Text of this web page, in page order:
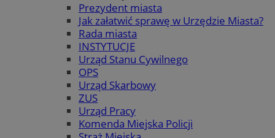
Prezydent miasta
Jak załatwić sprawę w Urzędzie Miasta?
Rada miasta
INSTYTUCJE
Urząd Stanu Cywilnego
OPS
Urząd Skarbowy
ZUS
Urząd Pracy
Komenda Miejska Policji